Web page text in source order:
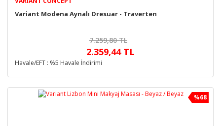
Variant Modena Aynalı Dresuar - Traverten
7.259,80 TL
2.359,44 TL
Havale/EFT : %5 Havale İndirimi
%68